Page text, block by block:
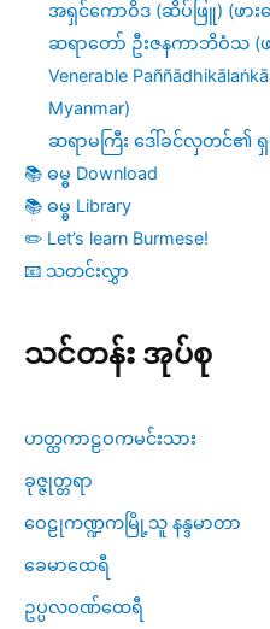
အရှင်ကောဝိဒ (ဆိပ်ဖြူ) (ဖာ
ဆရာတော် ဦးဇနကာဘိဝံသ (
Venerable
Myanmar)
ဆရာမကြီး ဒေါ်ခင်လှတင်၏ ရှ
📚 ဓမ္ဓ Download
📚 ဓမ္ဓ Library
✏️ Let’s learn Burmese!
📧 သတင်းလွှာ
သင်တန်း အုပ်စု
ဟတ္ထကာဠဝကမင်းသား
ခုဇ္ဇုတ္တရာ
ဝေဠုကဏ္ဍကမြို့သူ နန္ဒမာတာ
ခေမာထေရီ
ဥပ္ပလဝဏ်ထေရီ